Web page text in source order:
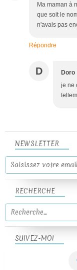
Ma maman à
que soit le
n'avais pas
Répondre
D Doro
je ne
NEWSLETTER
SUIVEZ-MOI
RECHERCHE